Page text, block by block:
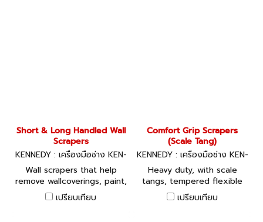
Short & Long Handled Wall
Scrapers
KENNEDY : เครื่องมือช่าง KEN-
533-0580K, KEN-533-0600
K, KEN-533-0620K
Wall scrapers that help
remove wallcoverings, paint,
floor and wall tiles more
easily. The blunt side of
เปรียบเทียบ
Comfort Grip Scrapers
(Scale Tang)
KENNEDY : เครื่องมือช่าง KEN-
533-5410K, KEN-533-5420K,
KEN-533-5430K
Heavy duty, with scale
tangs, tempered flexible
steel blades and Bi-material
comfort grips.
เปรียบเทียบ